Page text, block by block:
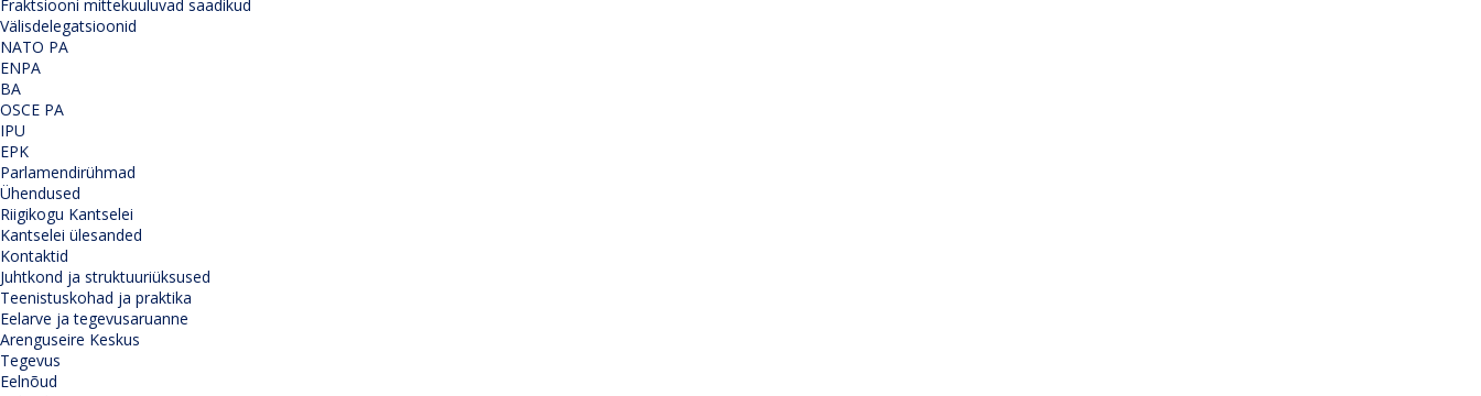
Fraktsiooni mittekuuluvad saadikud
Välisdelegatsioonid
NATO PA
ENPA
BA
OSCE PA
IPU
EPK
Parlamendirühmad
Ühendused
Riigikogu Kantselei
Kantselei ülesanded
Kontaktid
Juhtkond ja struktuuriüksused
Teenistuskohad ja praktika
Eelarve ja tegevusaruanne
Arenguseire Keskus
Tegevus
Eelnõud